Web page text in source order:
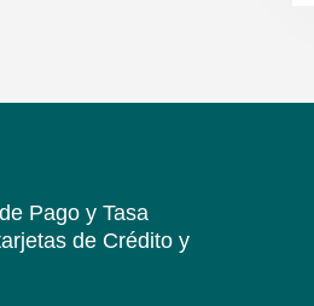
Pago y Tasa
de Crédito y